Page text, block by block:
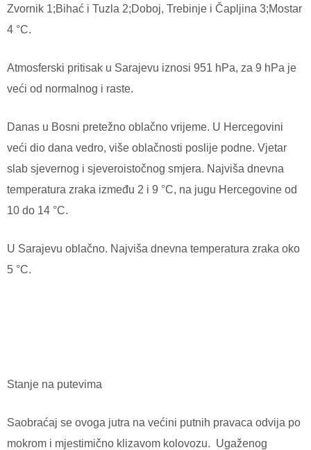
Zvornik 1;Bihać i Tuzla 2;Doboj, Trebinje i Čapljina 3;Mostar
4 °C.
Atmosferski pritisak u Sarajevu iznosi 951 hPa, za 9 hPa je
veći od normalnog i raste.
Danas u Bosni pretežno oblačno vrijeme. U Hercegovini
veći dio dana vedro, više oblačnosti poslije podne. Vjetar
slab sjevernog i sjeveroistočnog smjera. Najviša dnevna
temperatura zraka između 2 i 9 °C, na jugu Hercegovine od
10 do 14 °C.
U Sarajevu oblačno. Najviša dnevna temperatura zraka oko
5 °C.
Stanje na putevima
Saobraćaj se ovoga jutra na većini putnih pravaca odvija po
mokrom i mjestimično klizavom kolovozu. Ugaženog